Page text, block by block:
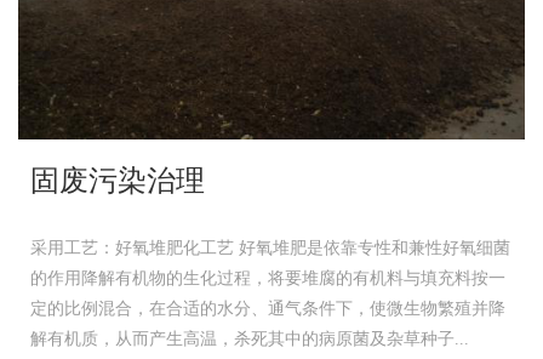
固废污染治理
采用工艺：好氧堆肥化工艺 好氧堆肥是依靠专性和兼性好氧细菌
的作用降解有机物的生化过程，将要堆腐的有机料与填充料按一
定的比例混合，在合适的水分、通气条件下，使微生物繁殖并降
解有机质，从而产生高温，杀死其中的病原菌及杂草种子...